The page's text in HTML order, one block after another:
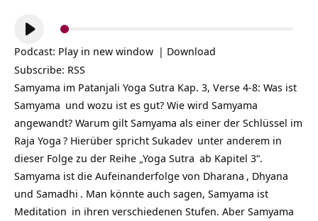
Audio-
Player
Podcast: Play in new window | Download
Subscribe: RSS
Samyama im Patanjali Yoga Sutra Kap. 3, Verse 4-8: Was ist
Samyama und wozu ist es gut? Wie wird Samyama
angewandt? Warum gilt Samyama als einer der Schlüssel im
Raja Yoga ? Hierüber spricht Sukadev unter anderem in
dieser Folge zu der Reihe „Yoga Sutra ab Kapitel 3“.
Samyama ist die Aufeinanderfolge von Dharana , Dhyana
und Samadhi . Man könnte auch sagen, Samyama ist
Meditation in ihren verschiedenen Stufen. Aber Samyama